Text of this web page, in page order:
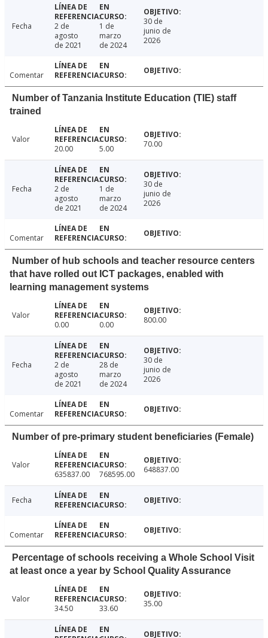
Fecha
2 de
agosto
de 2021
1 de
marzo
de 2024
30 de
junio de
2026
Comentar
Number of Tanzania Institute Education (TIE) staff
trained
Valor
20.00
5.00 70.00
Fecha
2 de
agosto
de 2021
1 de
marzo
de 2024
30 de
junio de
2026
Comentar
Number of hub schools and teacher resource centers
that have rolled out ICT packages, enabled with
learning management systems
Valor
0.00
0.00 800.00
Fecha
2 de
agosto
de 2021
28 de
marzo
de 2024
30 de
junio de
2026
Comentar
Number of pre-primary student beneficiaries (Female)
Valor
635837.00
768595.00 648837.00
Fecha
Comentar
Percentage of schools receiving a Whole School Visit
at least once a year by School Quality Assurance
Valor
34.50
33.60 35.00